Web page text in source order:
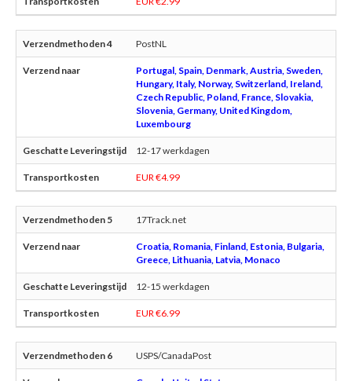
PostNL
Portugal, Spain, Denmark, Austria, Sweden,
Hungary, Italy, Norway, Switzerland, Ireland,
Czech Republic, Poland, France, Slovakia,
Slovenia, Germany, United Kingdom,
Luxembourg
12-17 werkdagen
EUR €4.99
17Track.net
Croatia, Romania, Finland, Estonia, Bulgaria,
Greece, Lithuania, Latvia, Monaco
12-15 werkdagen
EUR €6.99
USPS/CanadaPost